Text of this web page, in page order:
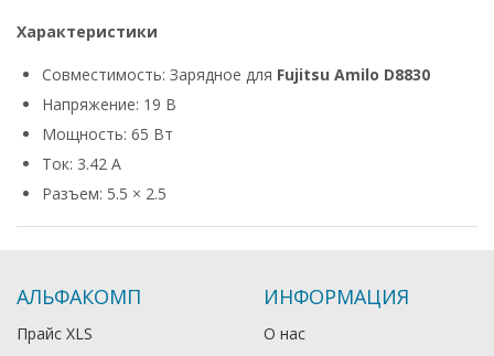
Характеристики
Совместимость: Зарядное для Fujitsu Amilo D8830
Напряжение: 19 В
Мощность: 65 Вт
Ток: 3.42 А
Разъем: 5.5 × 2.5
АЛЬФАКОМП
Прайс XLS
ИНФОРМАЦИЯ
О нас